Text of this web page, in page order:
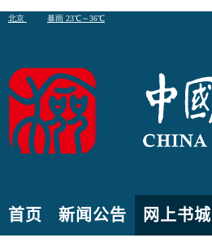
首页 新闻公告 网上书城